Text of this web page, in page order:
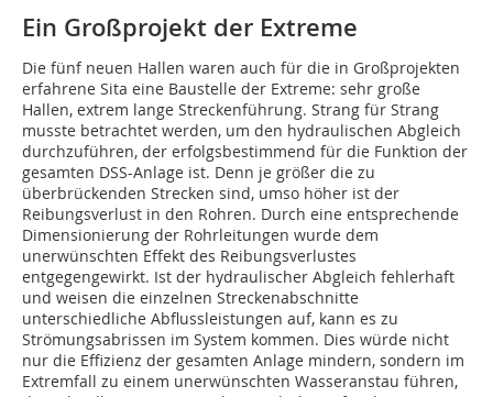
Ein Großprojekt der Extreme
Die fünf neuen Hallen waren auch für die in Großprojekten
erfahrene Sita eine Baustelle der Extreme: sehr große
Hallen, extrem lange Streckenführung. Strang für Strang
musste betrachtet werden, um den hydraulischen Abgleich
durchzuführen, der erfolgsbestimmend für die Funktion der
gesamten DSS-Anlage ist. Denn je größer die zu
überbrückenden Strecken sind, umso höher ist der
Reibungsverlust in den Rohren. Durch eine entsprechende
Dimensionierung der Rohrleitungen wurde dem
unerwünschten Effekt des Reibungsverlustes
entgegengewirkt. Ist der hydraulischer Abgleich fehlerhaft
und weisen die einzelnen Streckenabschnitte
unterschiedliche Abflussleistungen auf, kann es zu
Strömungsabrissen im System kommen. Dies würde nicht
nur die Effizienz der gesamten Anlage mindern, sondern im
Extremfall zu einem unerwünschten Wasseranstau führen,